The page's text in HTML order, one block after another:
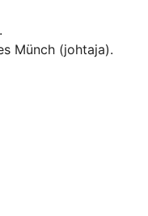
Münch (johtaja).